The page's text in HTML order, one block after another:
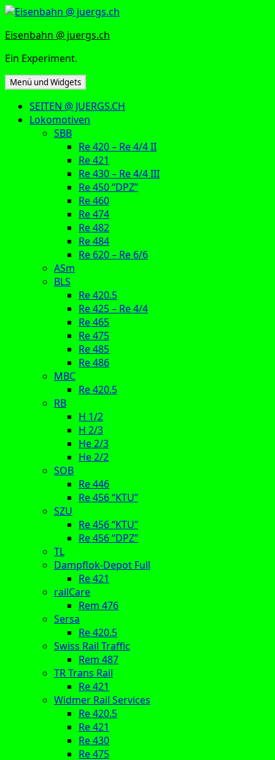
Zum
springen
Eisenbahn @ juergs.ch
Ein Experiment.
Menü und Widgets
SEITEN @ JUERGS.CH
Lokomotiven
SBB
Re 420 – Re 4/4 II
Re 421
Re 430 – Re 4/4 III
Re 450 “DPZ”
Re 460
Re 474
Re 482
Re 484
Re 620 – Re 6/6
ASm
BLS
Re 420.5
Re 425 – Re 4/4
Re 465
Re 475
Re 485
Re 486
MBC
Re 420.5
RB
H 1/2
H 2/3
He 2/3
He 2/2
SOB
Re 446
Re 456 “KTU”
SZU
Re 456 “KTU”
Re 456 “DPZ”
TL
Dampflok-Depot Full
Re 421
railCare
Rem 476
Sersa
Re 420.5
Swiss Rail Traffic
Rem 487
TR Trans Rail
Re 421
Widmer Rail Services
Re 420.5
Re 421
Re 430
Re 475